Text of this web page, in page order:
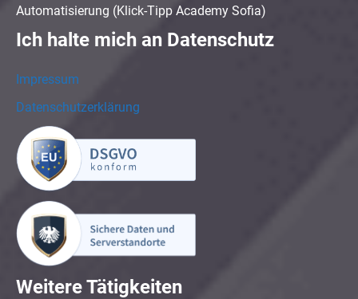
Automatisierung (Klick-Tipp Academy Sofia)
Ich halte mich an Datenschutz
Impressum
Datenschutzerklärung
Weitere Tätigkeiten